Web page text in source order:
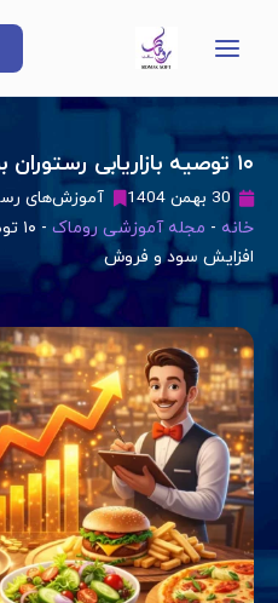
Menu
۱۰ توصیه بازاریابی رستوران برای افزایش سود و فروش
30 بهمن 1404
آموزش‌های
خانه - مجله آموزشی روماک -
افزایش سود و فروش